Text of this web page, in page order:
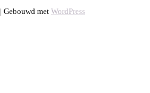
| Gebouwd met WordPress